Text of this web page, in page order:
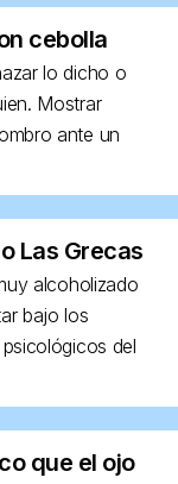
cebolla
lo dicho o
Mostrar
ante un
Las Grecas
alcoholizado
bajo los
del
que el ojo